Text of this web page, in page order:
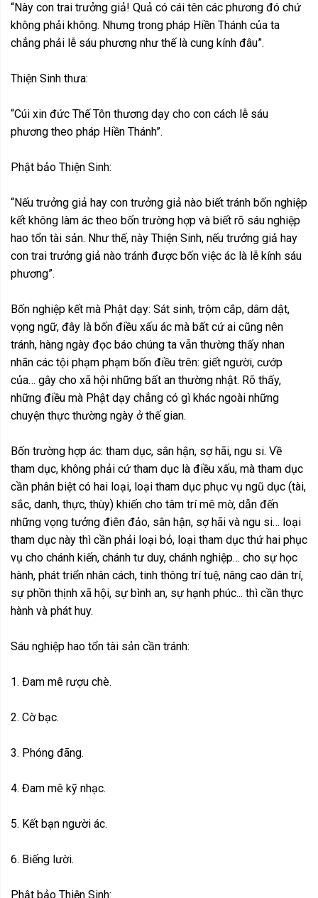
“Này con trai trưởng giả! Quả có cái tên các phương đó chứ
không phải không. Nhưng trong pháp Hiền Thánh của ta
chẳng phải lễ sáu phương như thế là cung kính đâu”.
Thiện Sinh thưa:
“Cúi xin đức Thế Tôn thương dạy cho con cách lễ sáu
phương theo pháp Hiền Thánh”.
Phật bảo Thiện Sinh:
“Nếu trưởng giả hay con trưởng giả nào biết tránh bốn nghiệp
kết không làm ác theo bốn trường hợp và biết rõ sáu nghiệp
hao tổn tài sản. Như thế, này Thiện Sinh, nếu trưởng giả hay
con trai trưởng giả nào tránh được bốn việc ác là lễ kính sáu
phương”.
Bốn nghiệp kết mà Phật dạy: Sát sinh, trộm cắp, dâm dật,
vọng ngữ, đây là bốn điều xấu ác mà bất cứ ai cũng nên
tránh, hàng ngày đọc báo chúng ta vẫn thường thấy nhan
nhãn các tội phạm phạm bốn điều trên: giết người, cướp
của… gây cho xã hội những bất an thường nhật. Rõ thấy,
những điều mà Phật dạy chẳng có gì khác ngoài những
chuyện thực thường ngày ở thế gian.
Bốn trường hợp ác: tham dục, sân hận, sợ hãi, ngu si. Về
tham dục, không phải cứ tham dục là điều xấu, mà tham dục
cần phân biệt có hai loại, loại tham dục phục vụ ngũ dục (tài,
sắc, danh, thực, thùy) khiến cho tâm trí mê mờ, dẫn đến
những vọng tưởng điên đảo, sân hận, sợ hãi và ngu si… loại
tham dục này thì cần phải loại bỏ, loại tham dục thứ hai phục
vụ cho chánh kiến, chánh tư duy, chánh nghiệp… cho sự học
hành, phát triển nhân cách, tinh thông trí tuệ, nâng cao dân trí,
sự phồn thịnh xã hội, sự bình an, sự hạnh phúc... thì cần thực
hành và phát huy.
Sáu nghiệp hao tổn tài sản cần tránh:
1. Đam mê rượu chè.
2. Cờ bạc.
3. Phóng đãng.
4. Đam mê kỹ nhạc.
5. Kết bạn người ác.
6. Biếng lười.
Phật bảo Thiện Sinh: